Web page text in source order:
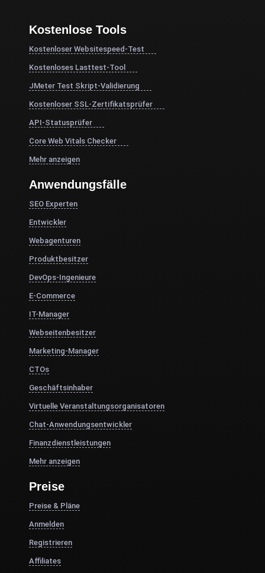
Kostenlose Tools
Kostenloser Websitespeed-Test
Kostenloses Lasttest-Tool
JMeter Test Skript-Validierung
Kostenloser SSL-Zertifikatsprüfer
API-Statusprüfer
Core Web Vitals Checker
Mehr anzeigen
Anwendungsfälle
SEO Experten
Entwickler
Webagenturen
Produktbesitzer
DevOps-Ingenieure
E-Commerce
IT-Manager
Webseitenbesitzer
Marketing-Manager
CTOs
Geschäftsinhaber
Virtuelle Veranstaltungsorganisatoren
Chat-Anwendungsentwickler
Finanzdienstleistungen
Mehr anzeigen
Preise
Preise & Pläne
Anmelden
Registrieren
Affiliates